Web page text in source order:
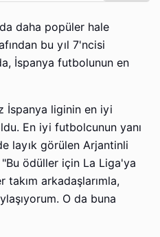
daha popüler hale
bu yıl 7'ncisi
İspanya futbolunun en
İspanya liginin en iyi
En iyi futbolcunun yanı
layık görülen Arjantinli
"Bu ödüller için La Liga'ya
arkadaşlarımla,
O da buna